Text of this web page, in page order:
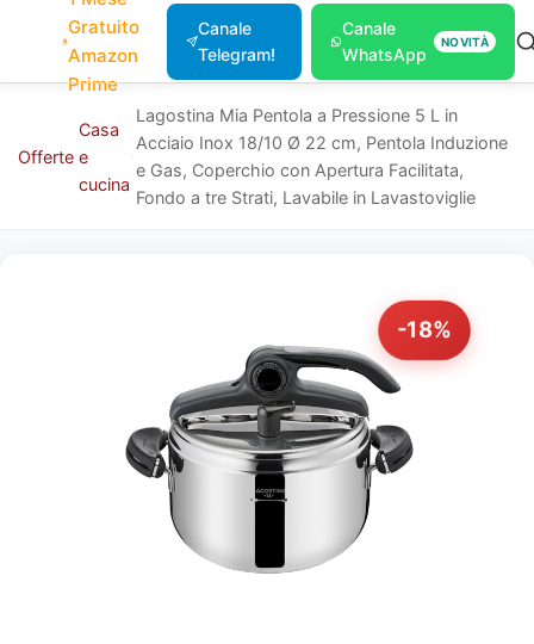
Gratuito
Amazon
Prime
Canale
Telegram!
Canale
WhatsApp
NOVITÀ
Offerte
Casa
e
cucina
Lagostina Mia Pentola a Pressione 5 L in
Acciaio Inox 18/10 Ø 22 cm, Pentola Induzione
e Gas, Coperchio con Apertura Facilitata,
Fondo a tre Strati, Lavabile in Lavastoviglie
-18%